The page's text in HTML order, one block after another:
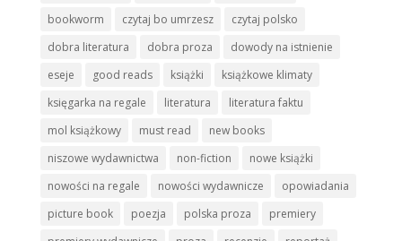
bookworm
czytaj bo umrzesz
czytaj polsko
dobra literatura
dobra proza
dowody na istnienie
eseje
good reads książki
książkowe klimaty
księgarka na regale
literatura
literatura faktu
mol książkowy
must read
new books
niszowe wydawnictwa
non-fiction
nowe książki
nowości na regale
nowości wydawnicze
opowiadania
picture book
poezja polska proza
premiery